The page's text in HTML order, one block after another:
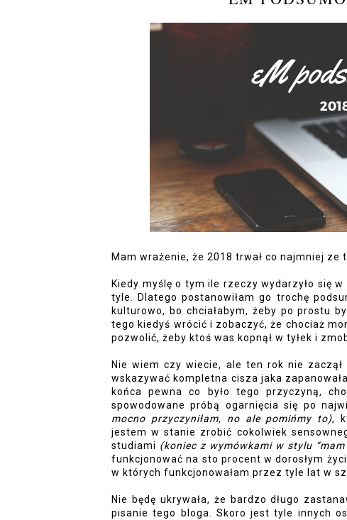
Mam wrażenie, że 2018 trwał co najmniej ze
Kiedy myślę o tym ile rzeczy wydarzyło się
tyle. Dlatego postanowiłam go trochę
kulturowo, bo chciałabym, żeby po prostu
tego kiedyś wrócić i zobaczyć, że chociaż
pozwolić, żeby ktoś was kopnął w tyłek i
Nie wiem czy wiecie, ale ten rok nie
wskazywać kompletna cisza jaka
końca pewna co było tego przyczyną,
spowodowane próbą ogarnięcia się po
mocno przyczyniłam, no ale pomińmy to),
jestem w stanie zrobić cokolwiek
studiami (koniec z wymówkami w stylu
funkcjonować na sto procent w dorosłym
w których funkcjonowałam przez tyle lat w
Nie będę ukrywała, że bardzo długo
pisanie tego bloga. Skoro jest tyle innych